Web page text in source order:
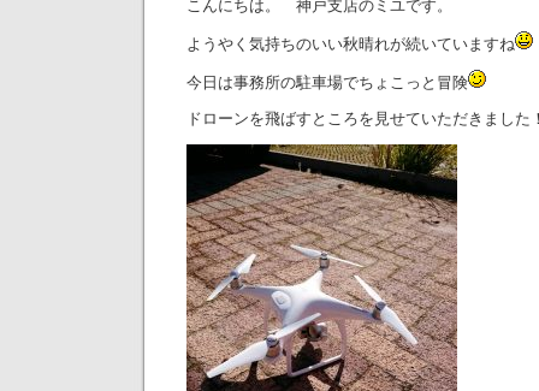
こんにちは。 神戸支店のミユです。
ようやく気持ちのいい秋晴れが続いていますね
今日は事務所の駐車場でちょこっと冒険
ドローンを飛ばすところを見せていただきました